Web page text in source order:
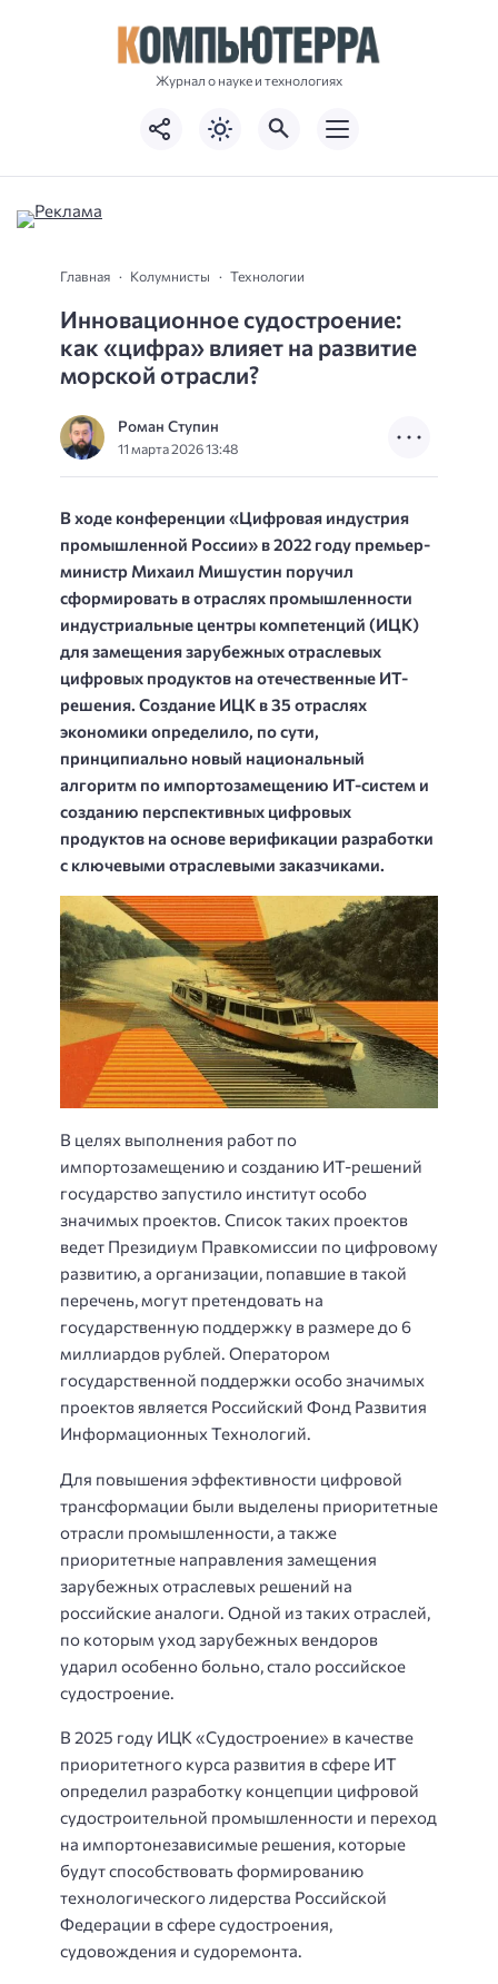
Журнал о науке и технологиях
Главная Колумнисты Технологии
Инновационное судостроение:
как «цифра» влияет на развитие
морской отрасли?
Роман Ступин
11 марта 2026 13:48
В ходе конференции «Цифровая индустрия
промышленной России» в 2022 году премьер-
министр Михаил Мишустин поручил
сформировать в отраслях промышленности
индустриальные центры компетенций (ИЦК)
для замещения зарубежных отраслевых
цифровых продуктов на отечественные ИТ-
решения. Создание ИЦК в 35 отраслях
экономики определило, по сути,
принципиально новый национальный
алгоритм по импортозамещению ИТ-систем и
созданию перспективных цифровых
продуктов на основе верификации разработки
с ключевыми отраслевыми заказчиками.
В целях выполнения работ по
импортозамещению и созданию ИТ-решений
государство запустило институт особо
значимых проектов. Список таких проектов
ведет Президиум Правкомиссии по цифровому
развитию, а организации, попавшие в такой
перечень, могут претендовать на
государственную поддержку в размере до 6
миллиардов рублей. Оператором
государственной поддержки особо значимых
проектов является Российский Фонд Развития
Информационных Технологий.
Для повышения эффективности цифровой
трансформации были выделены приоритетные
отрасли промышленности, а также
приоритетные направления замещения
зарубежных отраслевых решений на
российские аналоги. Одной из таких отраслей,
по которым уход зарубежных вендоров
ударил особенно больно, стало российское
судостроение.
В 2025 году ИЦК «Судостроение» в качестве
приоритетного курса развития в сфере ИТ
определил разработку концепции цифровой
судостроительной промышленности и переход
на импортонезависимые решения, которые
будут способствовать формированию
технологического лидерства Российской
Федерации в сфере судостроения,
судовождения и судоремонта.